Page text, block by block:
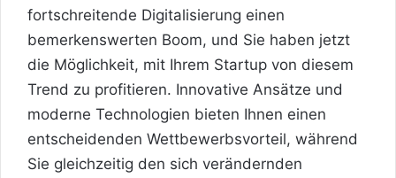
fortschreitende Digitalisierung einen
bemerkenswerten Boom, und Sie haben jetzt
die Möglichkeit, mit Ihrem Startup von diesem
Trend zu profitieren. Innovative Ansätze und
moderne Technologien bieten Ihnen einen
entscheidenden Wettbewerbsvorteil, während
Sie gleichzeitig den sich verändernden